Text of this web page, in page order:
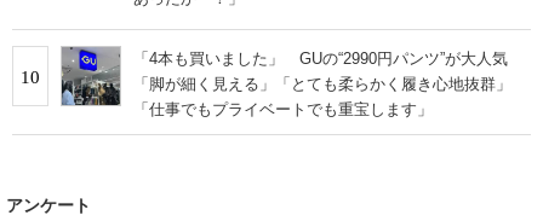
10
「4本も買いました」 GUの“2990円パンツ”が大人気
「脚が細く見える」「とても柔らかく履き心地抜群」
「仕事でもプライベートでも重宝します」
アンケート